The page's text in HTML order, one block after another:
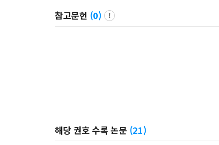
참고문헌 (0)
해당 권호 수록 논문 (21)